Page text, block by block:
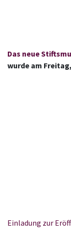
Das neue
wurde am
Einladung zur